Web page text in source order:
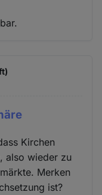
Kirchen
also wieder zu
Merken
ist?